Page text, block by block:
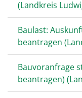
(Landkreis
Baulast:
beantragen
Bauvoranfrage
beantragen)